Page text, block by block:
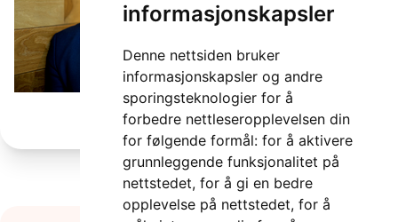
informasjonskapsler
Denne nettsiden bruker
informasjonskapsler og andre
sporingsteknologier for å
forbedre nettleseropplevelsen din
for følgende formål: for å aktivere
grunnleggende funksjonalitet på
nettstedet, for å gi en bedre
opplevelse på nettstedet, for å